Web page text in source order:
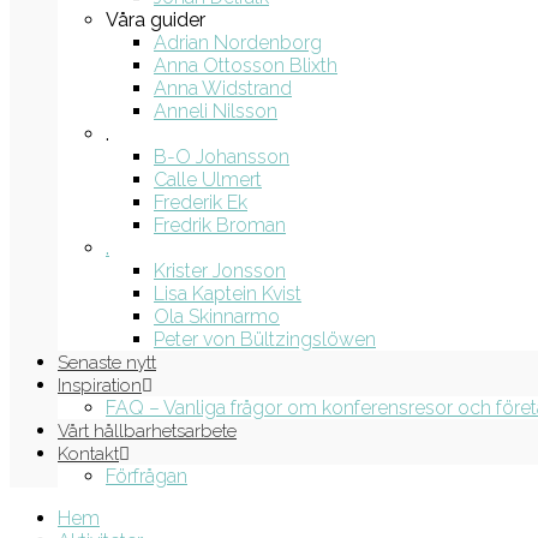
Våra guider
Adrian Nordenborg
Anna Ottosson Blixth
Anna Widstrand
Anneli Nilsson
.
B-O Johansson
Calle Ulmert
Frederik Ek
Fredrik Broman
.
Krister Jonsson
Lisa Kaptein Kvist
Ola Skinnarmo
Peter von Bültzingslöwen
Senaste nytt
Inspiration
FAQ – Vanliga frågor om konferensresor och
Vårt hållbarhetsarbete
Kontakt
Förfrågan
Hem